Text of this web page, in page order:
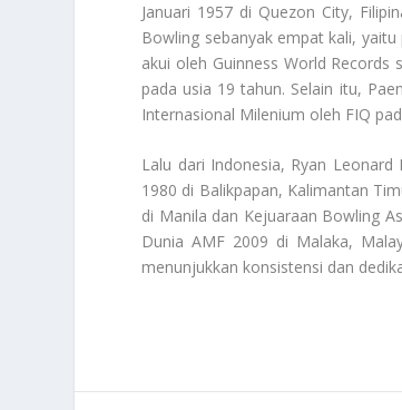
Januari 1957 di Quezon City,
Bowling sebanyak empat kali,
akui oleh Guinness World Records
pada usia 19 tahun. Selain itu,
Internasional Milenium oleh FIQ
Lalu dari Indonesia, Ryan
1980 di Balikpapan, Kalimantan
di Manila dan Kejuaraan Bowling
Dunia AMF 2009 di Malaka,
menunjukkan konsistensi dan